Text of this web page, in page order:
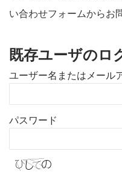
い合わせフォームからお
既存ユーザのロ
ユーザー名またはメール
パスワード